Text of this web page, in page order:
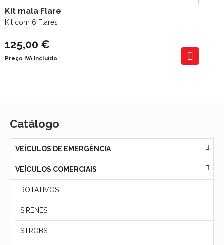
Kit mala Flare
Kit com 6 Flares
125,00 €
Preço IVA incluído
Catálogo
VEÍCULOS DE EMERGÊNCIA
VEÍCULOS COMERCIAIS
ROTATIVOS
SIRENES
STROBS